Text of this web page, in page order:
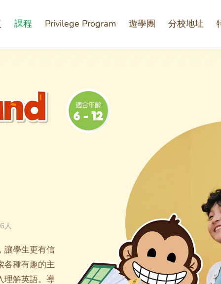
課程 Privilege Program 遊學團 分校地址
人
讓學生更有信
各種有趣的主
理解英語。導